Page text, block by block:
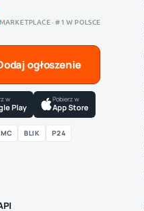
MARKETPLACE · #1 W POLSCE
ogłoszenie
w
Play
Pobierz w
App Store
MC BLIK P24